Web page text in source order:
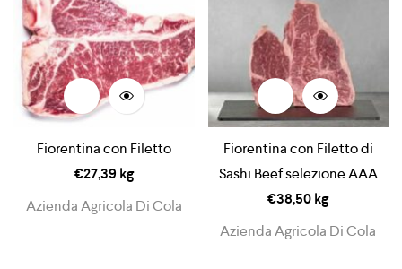
Fiorentina con Filetto
€27,39 kg
Azienda Agricola Di Cola
Fiorentina con Filetto di
Sashi Beef selezione AAA
€38,50kg
Azienda Agricola Di Cola